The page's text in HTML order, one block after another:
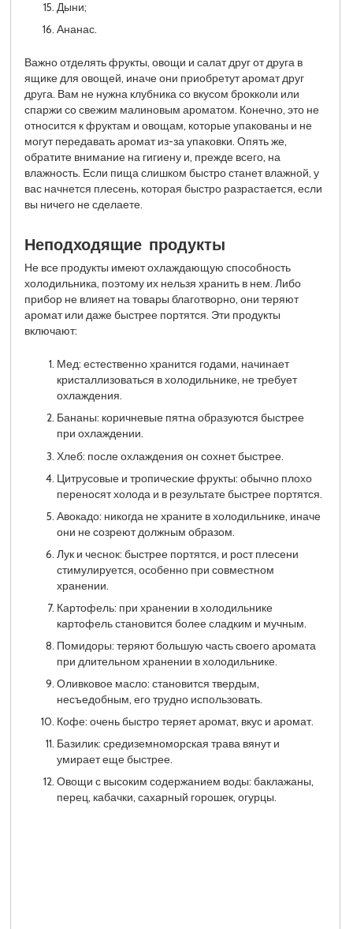
Дыни;
Ананас.
Важно отделять фрукты, овощи и салат друг от друга в
ящике для овощей, иначе они приобретут аромат друг
друга. Вам не нужна клубника со вкусом брокколи или
спаржи со свежим малиновым ароматом. Конечно, это не
относится к фруктам и овощам, которые упакованы и не
могут передавать аромат из-за упаковки. Опять же,
обратите внимание на гигиену и, прежде всего, на
влажность. Если пища слишком быстро станет влажной, у
вас начнется плесень, которая быстро разрастается, если
вы ничего не сделаете.
Неподходящие продукты
Не все продукты имеют охлаждающую способность
холодильника, поэтому их нельзя хранить в нем. Либо
прибор не влияет на товары благотворно, они теряют
аромат или даже быстрее портятся. Эти продукты
включают:
Мед: естественно хранится годами, начинает
кристаллизоваться в холодильнике, не требует
охлаждения.
Бананы: коричневые пятна образуются быстрее
при охлаждении.
Хлеб: после охлаждения он сохнет быстрее.
Цитрусовые и тропические фрукты: обычно плохо
переносят холода и в результате быстрее портятся.
Авокадо: никогда не храните в холодильнике, иначе
они не созреют должным образом.
Лук и чеснок: быстрее портятся, и рост плесени
стимулируется, особенно при совместном
хранении.
Картофель: при хранении в холодильнике
картофель становится более сладким и мучным.
Помидоры: теряют большую часть своего аромата
при длительном хранении в холодильнике.
Оливковое масло: становится твердым,
несъедобным, его трудно использовать.
Кофе: очень быстро теряет аромат, вкус и аромат.
Базилик: средиземноморская трава вянут и
умирает еще быстрее.
Овощи с высоким содержанием воды: баклажаны,
перец, кабачки, сахарный горошек, огурцы.